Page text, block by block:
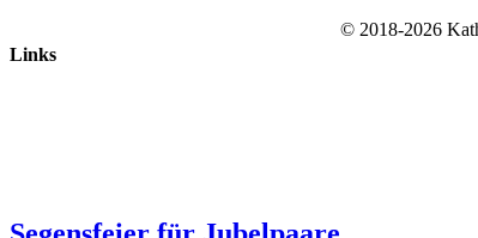
Links
© 2018-2026